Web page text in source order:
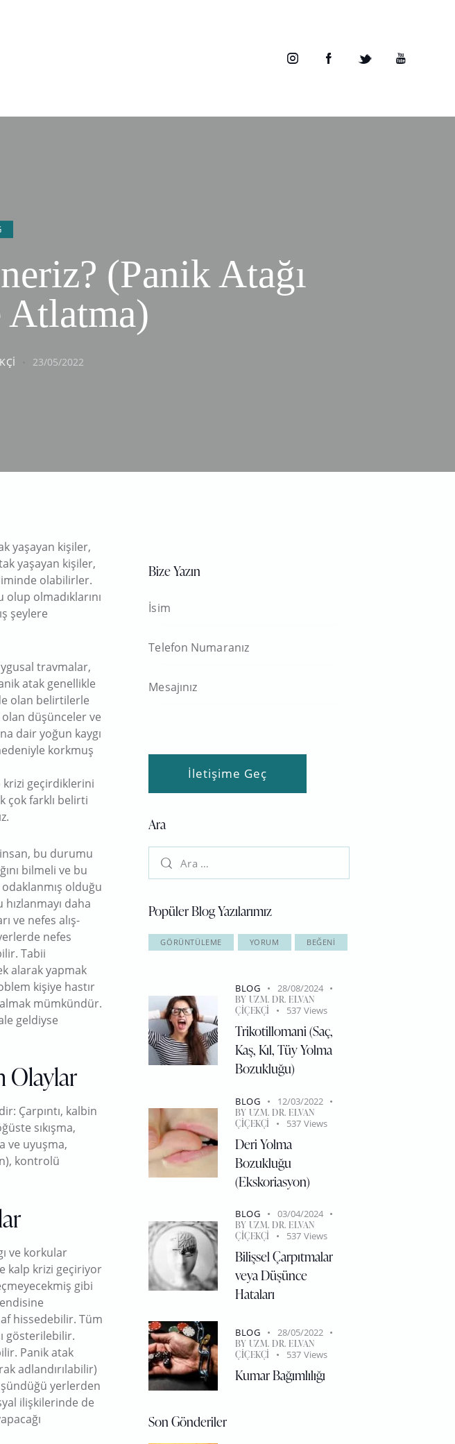
(Panik Atağı
Atlatma)
23/05/2022
yaşayan kişiler,
yaşayan kişiler,
olabilirler.
olmadıklarını
şeylere
travmalar,
atak genellikle
olan belirtilerle
düşünceler ve
dair yoğun kaygı
korkmuş
krizi geçirdiklerini
çok farklı belirti
bu durumu
bilmeli ve bu
olduğu
daha
ve nefes alış-
nefes
Tabii
alarak yapmak
kişiye hastır
mümkündür.
geldiyse
Olaylar
Çarpıntı, kalbin
sıkışma,
ve uyuşma,
kontrolü
ve korkular
kalp krizi geçiriyor
gibi
hissedebilir. Tüm
gösterilebilir.
Panik atak
adlandırılabilir)
yerlerden
ilişkilerinde de
Bize Yazın
Ara
Popüler Blog Yazılarımız
GÖRÜNTÜLEME YORUM BEĞENI
BLOG
28/08/2024
BY UZM. DR. ELVAN
ÇIÇEKÇI
537 Views
Trikotillomani (Saç,
Kaş, Kıl, Tüy Yolma
Bozukluğu)
BLOG
12/03/2022
BY UZM. DR. ELVAN
ÇIÇEKÇI
537 Views
Deri Yolma
Bozukluğu
(Ekskoriasyon)
BLOG
03/04/2024
BY UZM. DR. ELVAN
ÇIÇEKÇI
537 Views
Bilişsel Çarpıtmalar
veya Düşünce
Hataları
BLOG
28/05/2022
BY UZM. DR. ELVAN
ÇIÇEKÇI
537 Views
Kumar Bağımlılığı
Son Gönderiler